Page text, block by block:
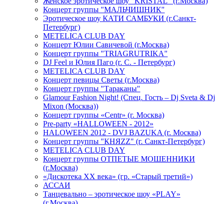
Концерт группы "МАЛЬЧИШНИК"
Эротическое шоу КАТИ САМБУКИ (г.Санкт-
Петербург)
METELICA CLUB DAY
Концерт Юлии Савичевой (г.Москва)
Концерт группы "TRIAGRUTRIKA"
DJ Feel и Юлия Паго (г. С. - Петербург)
METELICA CLUB DAY
Концерт певицы Светы (г.Москва)
Концерт группы "Тараканы"
Glamour Fashion Night! (Спец. Гость – Dj Sveta & Dj
Mixon (Москва))
Концерт группы «Centr» (г. Москва)
Pre-party «HALLOWEEN - 2012»
HALOWEEN 2012 - DVJ BAZUKA (г. Москва)
Концерт группы "КНЯZZ" (г. Санкт-Петербург)
METELICA CLUB DAY
Концерт группы ОТПЕТЫЕ МОШЕННИКИ
(г.Москва)
«Дискотека ХХ века» (гр. «Старый третий»)
АССАИ
Танцевально – эротическое шоу «PLAY»